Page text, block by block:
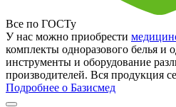
Все по ГОСТу
У нас можно приобрести
комплекты одноразового белья и
инструменты и оборудование
производителей. Вся продукция
Подробнее о Базисмед